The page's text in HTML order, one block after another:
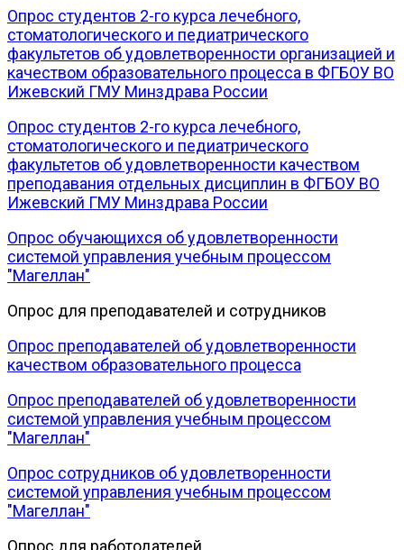
Опрос студентов 2-го курса лечебного,
стоматологического и педиатрического
факультетов об удовлетворенности организацией и
качеством образовательного процесса в ФГБОУ ВО
Ижевский ГМУ Минздрава России
Опрос студентов 2-го курса лечебного,
стоматологического и педиатрического
факультетов об удовлетворенности качеством
преподавания отдельных дисциплин в ФГБОУ ВО
Ижевский ГМУ Минздрава России
Опрос обучающихся об удовлетворенности
системой управления учебным процессом
"Магеллан"
Опрос для преподавателей и сотрудников
Опрос преподавателей об удовлетворенности
качеством образовательного процесса
Опрос преподавателей об удовлетворенности
системой управления учебным процессом
"Магеллан"
Опрос сотрудников об удовлетворенности
системой управления учебным процессом
"Магеллан"